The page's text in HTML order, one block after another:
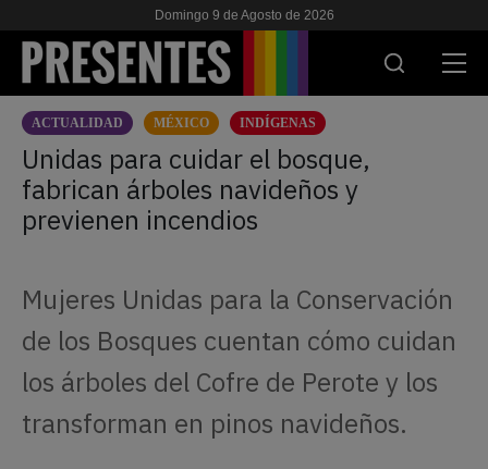
Domingo 9 de Agosto de 2026
ACTUALIDAD
INVESTIGACIONES
VIH & SIDA
ESCUELA
NOSOTRES
ACTUALIDAD MÉXICO INDÍGENAS
Unidas para cuidar el bosque,
fabrican árboles navideños y
previenen incendios
Mujeres Unidas para la Conservación
de los Bosques cuentan cómo cuidan
los árboles del Cofre de Perote y los
transforman en pinos navideños.